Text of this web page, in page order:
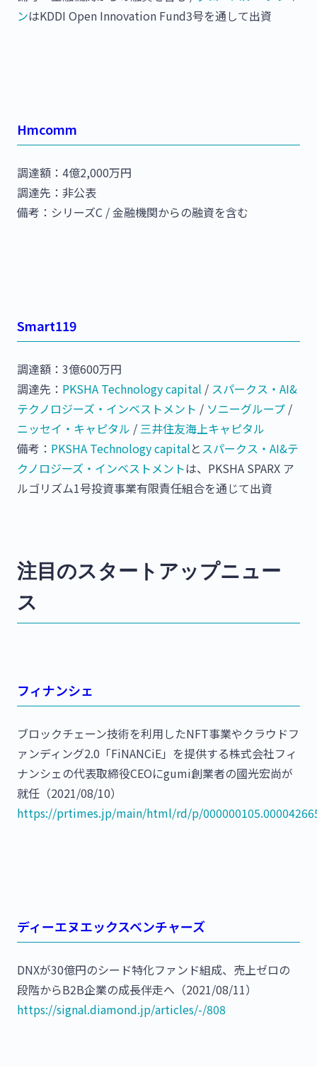
ンはKDDI Open Innovation Fund3号を通して出資
Hmcomm
調達額：4億2,000万円
調達先：非公表
備考：シリーズC / 金融機関からの融資を含む
Smart119
調達額：3億600万円
調達先： PKSHA Technology capital / スパークス・AI&
テクノロジーズ・インベストメント / ソニーグループ /
ニッセイ・キャピタル / 三井住友海上キャピタル
備考： PKSHA Technology capitalとスパークス・AI&テ
クノロジーズ・インベストメントは、PKSHA SPARX ア
ルゴリズム1号投資事業有限責任組合を通じて出資
注目のスタートアップニュー
ス
フィナンシェ
ブロックチェーン技術を利用したNFT事業やクラウドフ
ァンディング2.0「FiNANCiE」を提供する株式会社フィ
ナンシェの代表取締役CEOにgumi創業者の國光宏尚が
就任（2021/08/10）
https://prtimes.jp/main/html/rd/p/
ディーエヌエックスベンチャーズ
DNXが30億円のシード特化ファンド組成、売上ゼロの
段階からB2B企業の成長伴走へ（2021/08/11）
https://signal.diamond.jp/articles/-/808